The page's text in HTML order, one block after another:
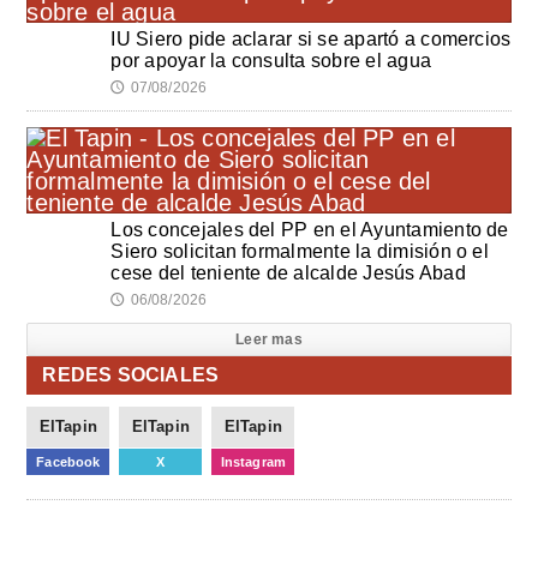
IU Siero pide aclarar si se apartó a comercios
por apoyar la consulta sobre el agua
🕔 07/08/2026
Los concejales del PP en el Ayuntamiento de
Siero solicitan formalmente la dimisión o el
cese del teniente de alcalde Jesús Abad
🕔 06/08/2026
Leer mas
REDES SOCIALES
ElTapin
Facebook
ElTapin
X
ElTapin
Instagram